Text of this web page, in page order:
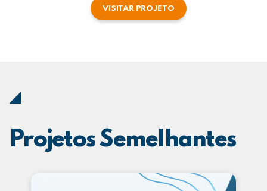
VISITAR PROJETO
Projetos Semelhantes